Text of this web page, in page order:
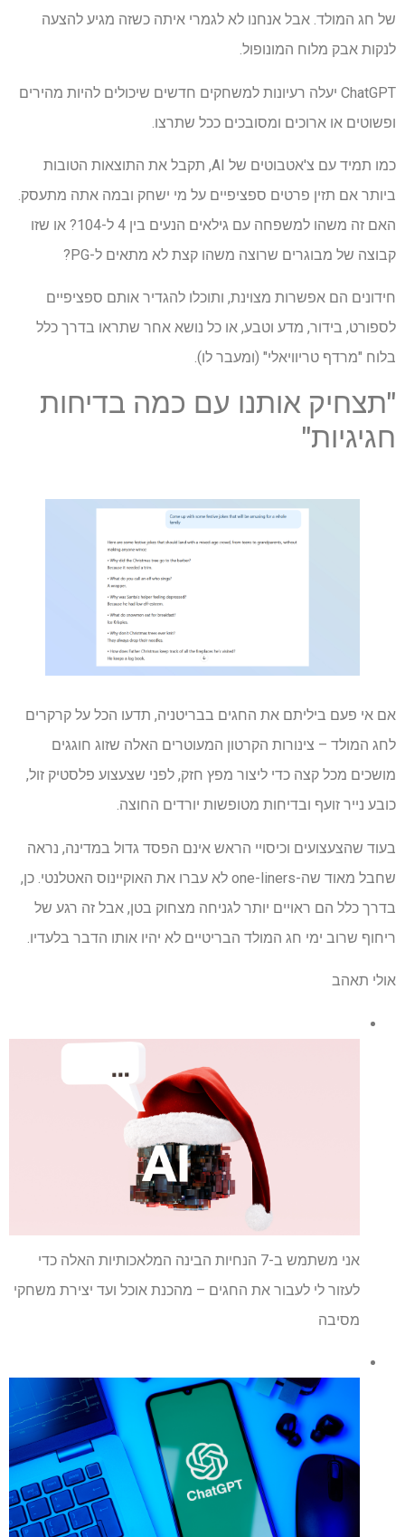
של חג המולד. אבל אנחנו לא לגמרי איתה כשזה מגיע להצעה
לנקות אבק מלוח המונופול.
ChatGPT יעלה רעיונות למשחקים חדשים שיכולים להיות מהירים
ופשוטים או ארוכים ומסובכים ככל שתרצו.
כמו תמיד עם צ'אטבוטים של AI, תקבל את התוצאות הטובות
ביותר אם תזין פרטים ספציפיים על מי ישחק ובמה אתה מתעסק.
האם זה משהו למשפחה עם גילאים הנעים בין 4 ל-104? או שזו
קבוצה של מבוגרים שרוצה משהו קצת לא מתאים ל-PG?
חידונים הם אפשרות מצוינת, ותוכלו להגדיר אותם ספציפיים
לספורט, בידור, מדע וטבע, או כל נושא אחר שתראו בדרך כלל
בלוח "מרדף טריוויאלי" (ומעבר לו).
"תצחיק אותנו עם כמה בדיחות
חגיגיות"
אם אי פעם ביליתם את החגים בבריטניה, תדעו הכל על קרקרים
לחג המולד – צינורות הקרטון המעוטרים האלה שזוג חוגגים
מושכים מכל קצה כדי ליצור מפץ חזק, לפני שצעצוע פלסטיק זול,
כובע נייר זועף ובדיחות מטופשות יורדים החוצה.
בעוד שהצעצועים וכיסויי הראש אינם הפסד גדול במדינה, נראה
שחבל מאוד שה-one-liners לא עברו את האוקיינוס ​​האטלנטי. כן,
בדרך כלל הם ראויים יותר לגניחה מצחוק בטן, אבל זה רגע של
ריחוף שרוב ימי חג המולד הבריטיים לא יהיו אותו הדבר בלעדיו.
אולי תאהב
אני משתמש ב-7 הנחיות הבינה המלאכותיות האלה כדי
לעזור לי לעבור את החגים – מהכנת אוכל ועד יצירת משחקי
מסיבה